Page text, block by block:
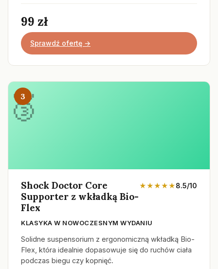
99 zł
Sprawdź ofertę →
3
Shock Doctor Core
Supporter z wkładką Bio-
Flex
★★★★★8.5/10
KLASYKA W NOWOCZESNYM WYDANIU
Solidne suspensorium z ergonomiczną wkładką Bio-
Flex, która idealnie dopasowuje się do ruchów ciała
podczas biegu czy kopnięć.